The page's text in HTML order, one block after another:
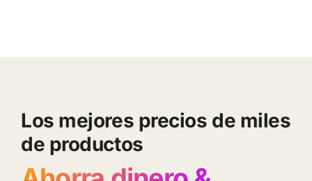
Los mejores precios de miles
de productos